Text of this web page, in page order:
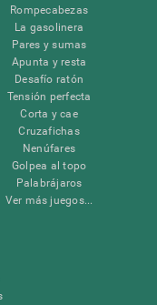
Rompecabezas
La gasolinera
Pares y sumas
Apunta y resta
Desafío ratón
Tensión perfecta
Corta y cae
Cruzafichas
Nenúfares
Golpea al topo
Palabrájaros
Ver más juegos...